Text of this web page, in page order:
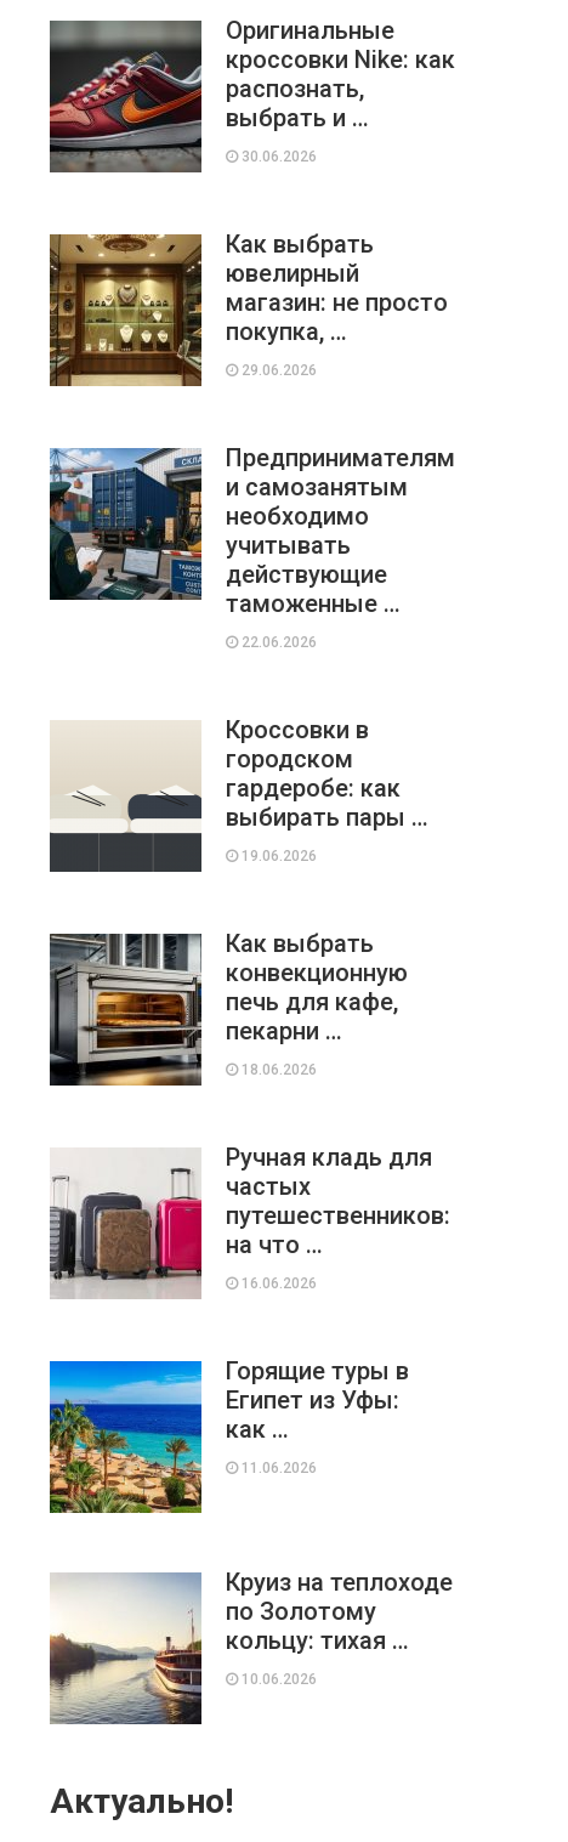
Оригинальные
кроссовки Nike: как
распознать,
выбрать и …
30.06.2026
Как выбрать
ювелирный
магазин: не просто
покупка, …
29.06.2026
Предпринимателям
и самозанятым
необходимо
учитывать
действующие
таможенные …
22.06.2026
Кроссовки в
городском
гардеробе: как
выбирать пары …
19.06.2026
Как выбрать
конвекционную
печь для кафе,
пекарни …
18.06.2026
Ручная кладь для
частых
путешественников:
на что …
16.06.2026
Горящие туры в
Египет из Уфы:
как …
11.06.2026
Круиз на теплоходе
по Золотому
кольцу: тихая …
10.06.2026
Актуально!